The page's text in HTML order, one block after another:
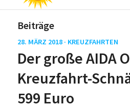
Beiträge
28. MÄRZ 2018 · KREUZFAHRTEN
Der große AIDA
Kreuzfahrt-
599 Euro